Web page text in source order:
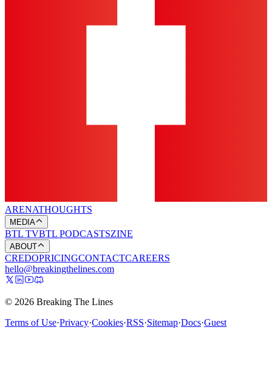
ARENATHOUGHTS
MEDIA
BTL TVBTL PODCASTSZINE
ABOUT
CREDOPRICINGCONTACTCAREERS
hello@breakingthelines.com
© 2026 Breaking The Lines
Terms of Use·Privacy·Cookies·RSS·Sitemap·Docs·Guest